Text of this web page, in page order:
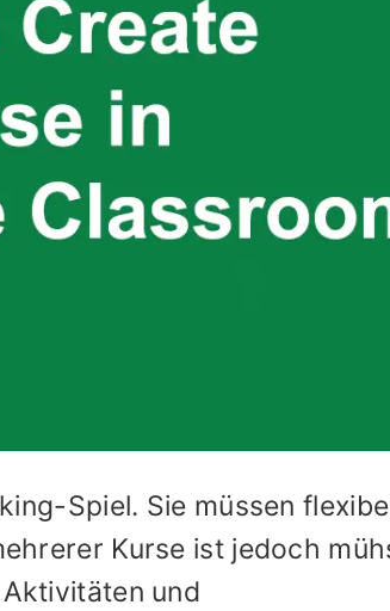
Spiel. Sie müssen
Kurse ist jedoch
und